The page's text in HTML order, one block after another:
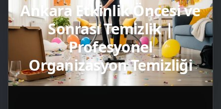
Ankara Etkinlik Öncesi ve
Sonrası Temizlik |
Profesyonel
Organizasyon Temizliği